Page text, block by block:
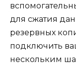
для сжатия
резервных
подключить
нескольким